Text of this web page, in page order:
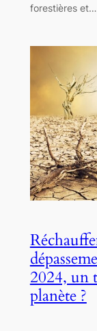
forestières et…
2024, un
planète ?